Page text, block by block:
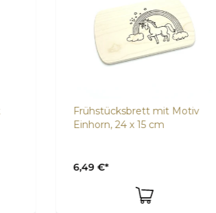
Frühstücksbrett mit Motiv
Einhorn, 24 x 15 cm